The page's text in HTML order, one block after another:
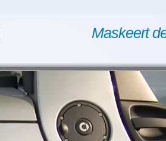
Maskeert